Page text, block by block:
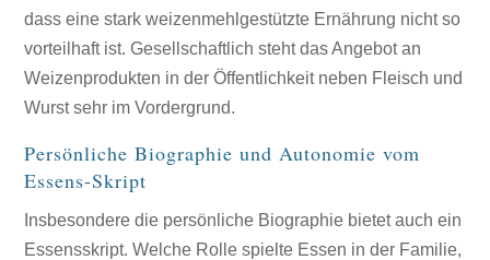
dass eine stark weizenmehlgestützte Ernährung nicht so
vorteilhaft ist. Gesellschaftlich steht das Angebot an
Weizenprodukten in der Öffentlichkeit neben Fleisch und
Wurst sehr im Vordergrund.
Persönliche Biographie und Autonomie vom
Essens-Skript
Insbesondere die persönliche Biographie bietet auch ein
Essensskript. Welche Rolle spielte Essen in der Familie,